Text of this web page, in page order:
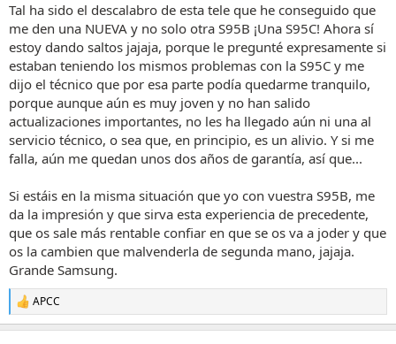
Tal ha sido el descalabro de esta tele que he conseguido que
me den una NUEVA y no solo otra S95B ¡Una S95C! Ahora sí
estoy dando saltos jajaja, porque le pregunté expresamente si
estaban teniendo los mismos problemas con la S95C y me
dijo el técnico que por esa parte podía quedarme tranquilo,
porque aunque aún es muy joven y no han salido
actualizaciones importantes, no les ha llegado aún ni una al
servicio técnico, o sea que, en principio, es un alivio. Y si me
falla, aún me quedan unos dos años de garantía, así que...
Si estáis en la misma situación que yo con vuestra S95B, me
da la impresión y que sirva esta experiencia de precedente,
que os sale más rentable confiar en que se os va a joder y que
os la cambien que malvenderla de segunda mano, jajaja.
Grande Samsung.
R
e
a
APCC